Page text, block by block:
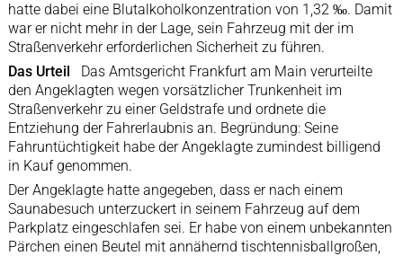
hatte dabei eine Blutalkoholkonzentration von 1,32 ‰. Damit
war er nicht mehr in der Lage, sein Fahrzeug mit der im
Straßenverkehr erforderlichen Sicherheit zu führen.
Das Urteil
Das Amtsgericht Frankfurt am Main verurteilte
den Angeklagten wegen vorsätzlicher Trunkenheit im
Straßenverkehr zu einer Geldstrafe und ordnete die
Entziehung der Fahrerlaubnis an. Begründung: Seine
Fahruntüchtigkeit habe der Angeklagte zumindest billigend
in Kauf genommen.
Der Angeklagte hatte angegeben, dass er nach einem
Saunabesuch unterzuckert in seinem Fahrzeug auf dem
Parkplatz eingeschlafen sei. Er habe von einem unbekannten
Pärchen einen Beutel mit annähernd tischtennisballgroßen,